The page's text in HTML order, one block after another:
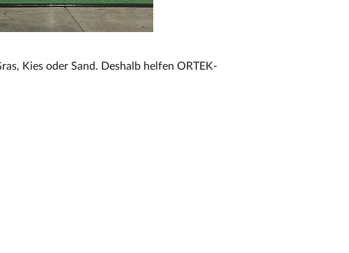
Kies oder Sand. Deshalb helfen ORTEK-